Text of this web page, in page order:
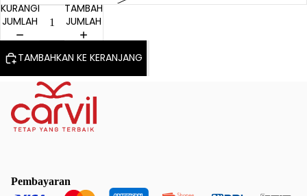
KURANGI
JUMLAH
TAMBAH
JUMLAH
TAMBAHKAN KE KERANJANG
Pembayaran